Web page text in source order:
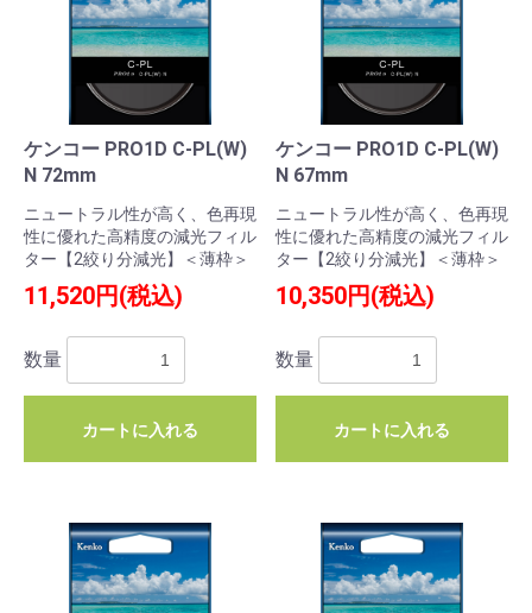
ケンコー PRO1D C-PL(W)
N 72mm
ニュートラル性が高く、色再現
性に優れた高精度の減光フィル
ター【2絞り分減光】＜薄枠＞
11,520円(税込)
数量
カートに入れる
ケンコー PRO1D C-PL(W)
N 67mm
ニュートラル性が高く、色再現
性に優れた高精度の減光フィル
ター【2絞り分減光】＜薄枠＞
10,350円(税込)
数量
カートに入れる